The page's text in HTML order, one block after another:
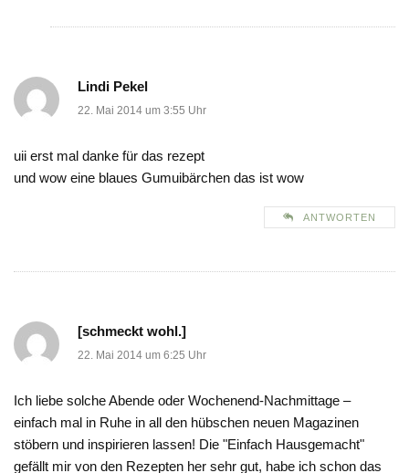
Lindi Pekel
22. Mai 2014 um 3:55 Uhr
uii erst mal danke für das rezept
und wow eine blaues Gumuibärchen das ist wow
ANTWORTEN
[schmeckt wohl.]
22. Mai 2014 um 6:25 Uhr
Ich liebe solche Abende oder Wochenend-Nachmittage –
einfach mal in Ruhe in all den hübschen neuen Magazinen
stöbern und inspirieren lassen! Die "Einfach Hausgemacht"
gefällt mir von den Rezepten her sehr gut, habe ich schon das